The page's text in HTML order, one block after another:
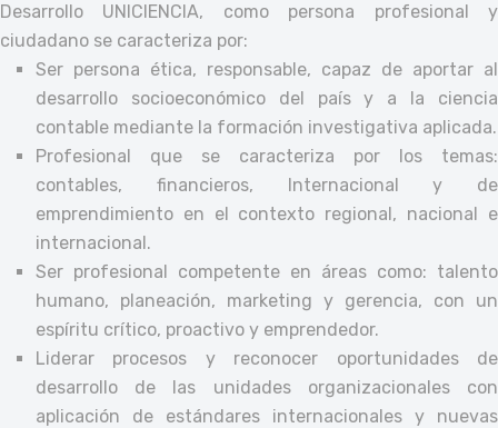
Desarrollo UNICIENCIA, como persona profesional y
ciudadano se caracteriza por:
Ser persona ética, responsable, capaz de aportar al
desarrollo socioeconómico del país y a la ciencia
contable mediante la formación investigativa aplicada.
Profesional que se caracteriza por los temas:
contables, financieros, Internacional y de
emprendimiento en el contexto regional, nacional e
internacional.
Ser profesional competente en áreas como: talento
humano, planeación, marketing y gerencia, con un
espíritu crítico, proactivo y emprendedor.
Liderar procesos y reconocer oportunidades de
desarrollo de las unidades organizacionales con
aplicación de estándares internacionales y nuevas